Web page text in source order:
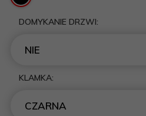
DOMYKANIE DRZWI:
KLAMKA: